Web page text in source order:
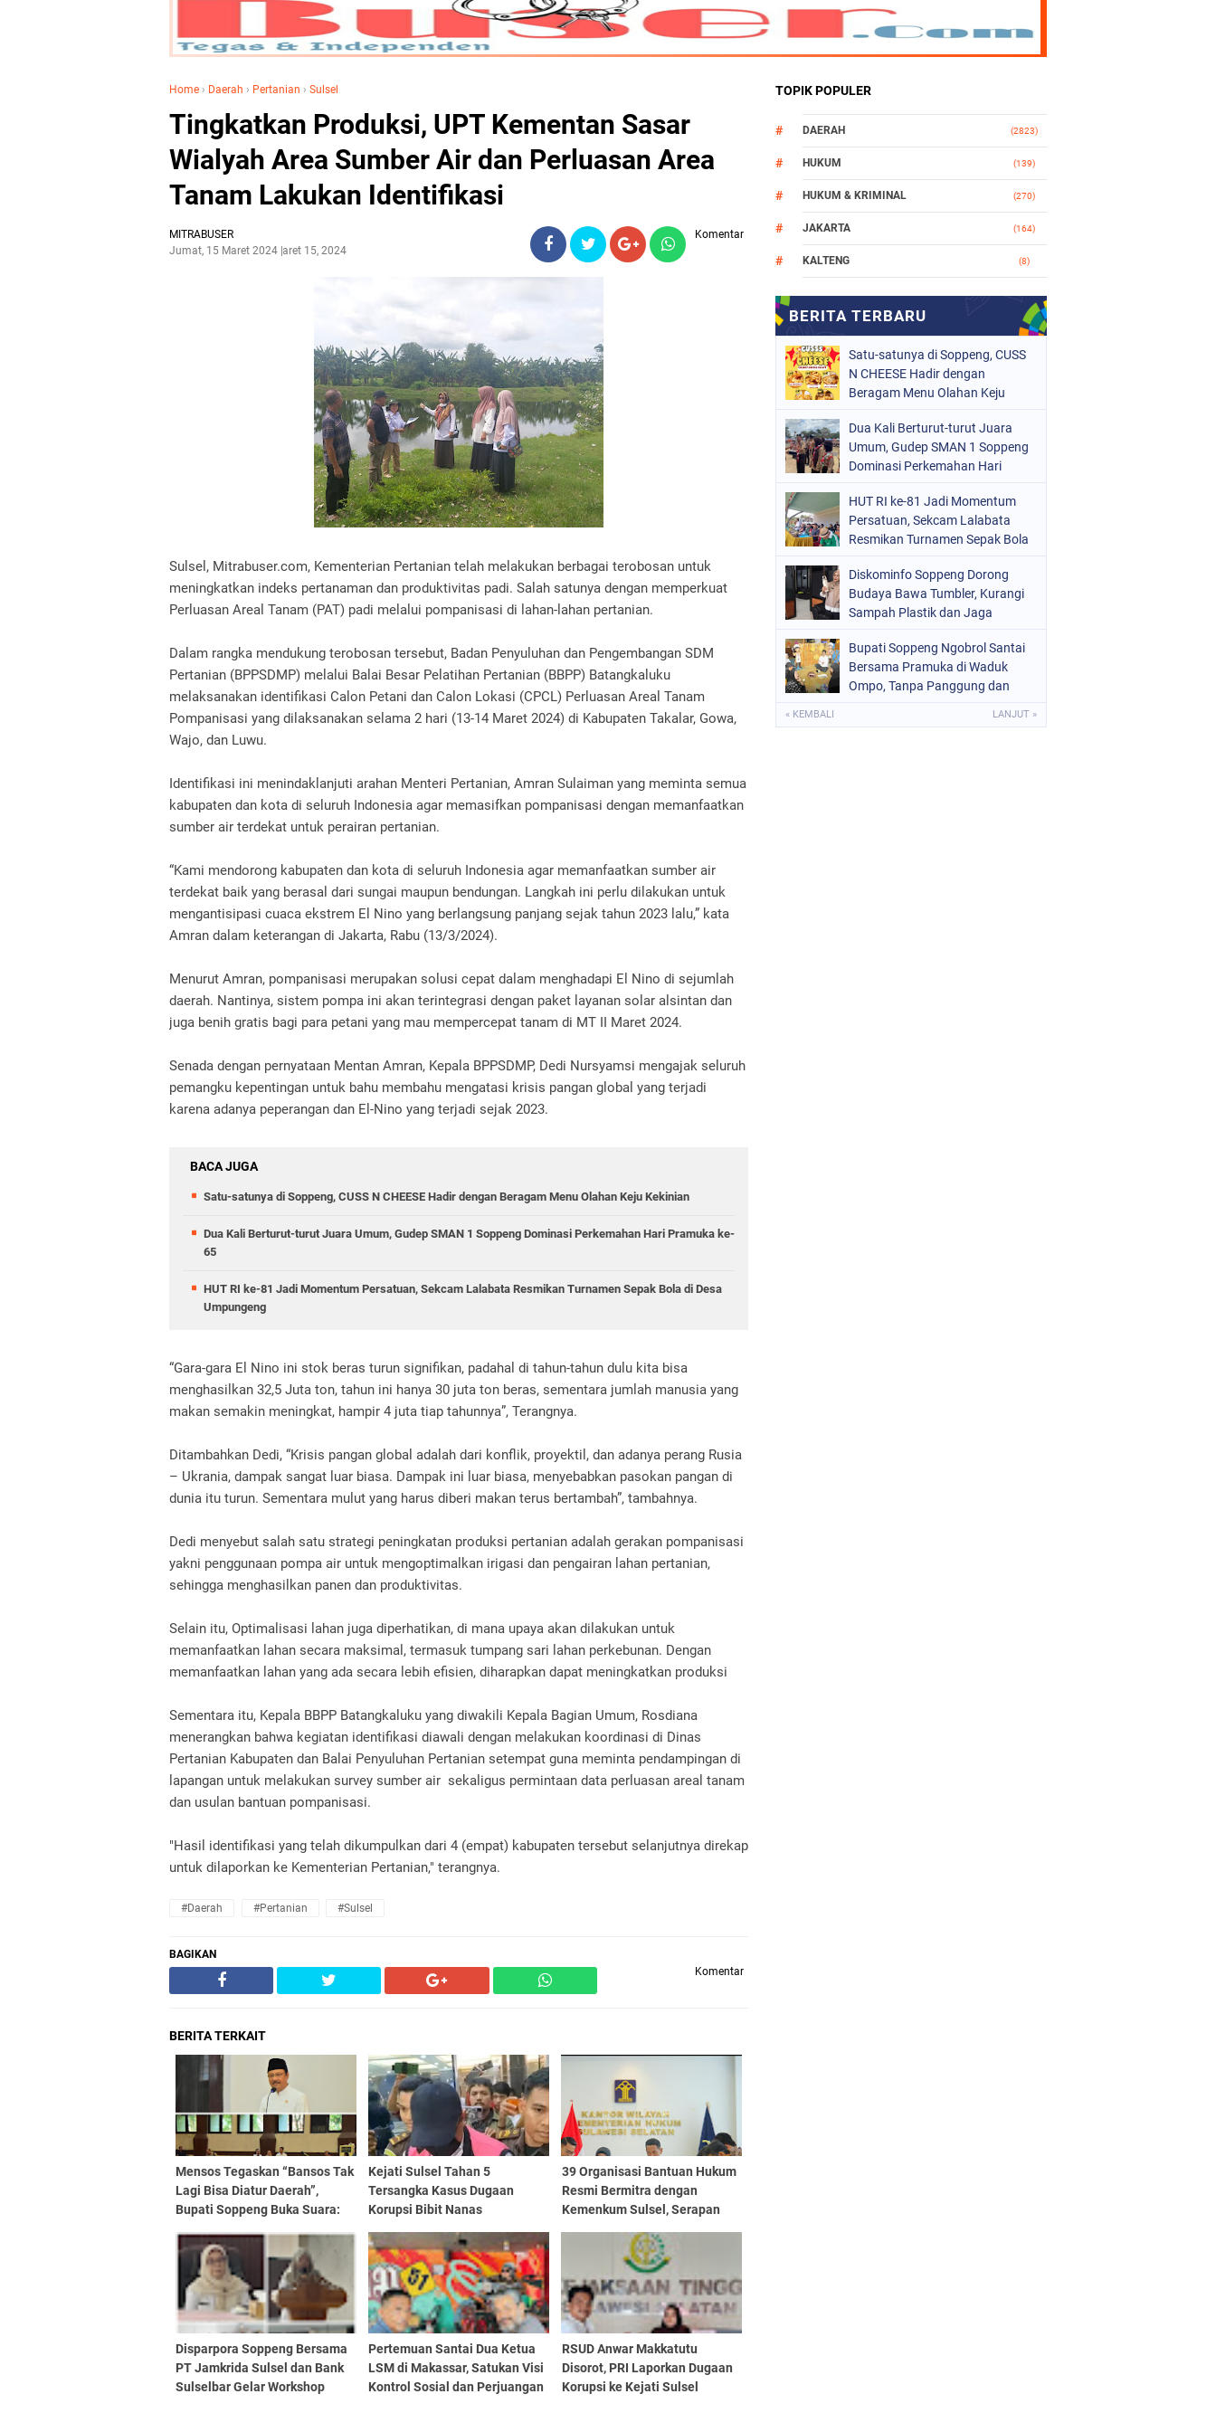
Home › Daerah › Pertanian › Sulsel
Tingkatkan Produksi, UPT Kementan Sasar
Wialyah Area Sumber Air dan Perluasan Area
Tanam Lakukan Identifikasi
MITRABUSER
Jumat, 15 Maret 2024Maret 15, 2024
Komentar
Sulsel, Mitrabuser.com, Kementerian Pertanian telah melakukan berbagai terobosan untuk
meningkatkan indeks pertanaman dan produktivitas padi. Salah satunya dengan memperkuat
Perluasan Areal Tanam (PAT) padi melalui pompanisasi di lahan-lahan pertanian.
Dalam rangka mendukung terobosan tersebut, Badan Penyuluhan dan Pengembangan SDM
Pertanian (BPPSDMP) melalui Balai Besar Pelatihan Pertanian (BBPP) Batangkaluku
melaksanakan identifikasi Calon Petani dan Calon Lokasi (CPCL) Perluasan Areal Tanam
Pompanisasi yang dilaksanakan selama 2 hari (13-14 Maret 2024) di Kabupaten Takalar, Gowa,
Wajo, dan Luwu.
Identifikasi ini menindaklanjuti arahan Menteri Pertanian, Amran Sulaiman yang meminta semua
kabupaten dan kota di seluruh Indonesia agar memasifkan pompanisasi dengan memanfaatkan
sumber air terdekat untuk perairan pertanian.
“Kami mendorong kabupaten dan kota di seluruh Indonesia agar memanfaatkan sumber air
terdekat baik yang berasal dari sungai maupun bendungan. Langkah ini perlu dilakukan untuk
mengantisipasi cuaca ekstrem El Nino yang berlangsung panjang sejak tahun 2023 lalu,” kata
Amran dalam keterangan di Jakarta, Rabu (13/3/2024).
Menurut Amran, pompanisasi merupakan solusi cepat dalam menghadapi El Nino di sejumlah
daerah. Nantinya, sistem pompa ini akan terintegrasi dengan paket layanan solar alsintan dan
juga benih gratis bagi para petani yang mau mempercepat tanam di MT II Maret 2024.
Senada dengan pernyataan Mentan Amran, Kepala BPPSDMP, Dedi Nursyamsi mengajak seluruh
pemangku kepentingan untuk bahu membahu mengatasi krisis pangan global yang terjadi
karena adanya peperangan dan El-Nino yang terjadi sejak 2023.
BACA JUGA
Satu-satunya di Soppeng, CUSS N CHEESE Hadir dengan Beragam Menu Olahan Keju Kekinian
Dua Kali Berturut-turut Juara Umum, Gudep SMAN 1 Soppeng Dominasi Perkemahan Hari Pramuka ke-
65
HUT RI ke-81 Jadi Momentum Persatuan, Sekcam Lalabata Resmikan Turnamen Sepak Bola di Desa
Umpungeng
“Gara-gara El Nino ini stok beras turun signifikan, padahal di tahun-tahun dulu kita bisa
menghasilkan 32,5 Juta ton, tahun ini hanya 30 juta ton beras, sementara jumlah manusia yang
makan semakin meningkat, hampir 4 juta tiap tahunnya”, Terangnya.
Ditambahkan Dedi, “Krisis pangan global adalah dari konflik, proyektil, dan adanya perang Rusia
– Ukrania, dampak sangat luar biasa. Dampak ini luar biasa, menyebabkan pasokan pangan di
dunia itu turun. Sementara mulut yang harus diberi makan terus bertambah”, tambahnya.
Dedi menyebut salah satu strategi peningkatan produksi pertanian adalah gerakan pompanisasi
yakni penggunaan pompa air untuk mengoptimalkan irigasi dan pengairan lahan pertanian,
sehingga menghasilkan panen dan produktivitas.
Selain itu, Optimalisasi lahan juga diperhatikan, di mana upaya akan dilakukan untuk
memanfaatkan lahan secara maksimal, termasuk tumpang sari lahan perkebunan. Dengan
memanfaatkan lahan yang ada secara lebih efisien, diharapkan dapat meningkatkan produksi
Sementara itu, Kepala BBPP Batangkaluku yang diwakili Kepala Bagian Umum, Rosdiana
menerangkan bahwa kegiatan identifikasi diawali dengan melakukan koordinasi di Dinas
Pertanian Kabupaten dan Balai Penyuluhan Pertanian setempat guna meminta pendampingan di
lapangan untuk melakukan survey sumber air sekaligus permintaan data perluasan areal tanam
dan usulan bantuan pompanisasi.
"Hasil identifikasi yang telah dikumpulkan dari 4 (empat) kabupaten tersebut selanjutnya direkap
untuk dilaporkan ke Kementerian Pertanian," terangnya.
#Daerah #Pertanian #Sulsel
BAGIKAN
Komentar
BERITA TERKAIT
Mensos Tegaskan “Bansos Tak
Lagi Bisa Diatur Daerah”,
Bupati Soppeng Buka Suara:
Bisa Rugi!
Kejati Sulsel Tahan 5
Tersangka Kasus Dugaan
Korupsi Bibit Nanas
39 Organisasi Bantuan Hukum
Resmi Bermitra dengan
Kemenkum Sulsel, Serapan
Disparpora Soppeng Bersama
PT Jamkrida Sulsel dan Bank
Sulselbar Gelar Workshop
Pertemuan Santai Dua Ketua
LSM di Makassar, Satukan Visi
Kontrol Sosial dan Perjuangan
RSUD Anwar Makkatutu
Disorot, PRI Laporkan Dugaan
Korupsi ke Kejati Sulsel
TOPIK POPULER
DAERAH (2823)
HUKUM (139)
HUKUM & KRIMINAL (270)
JAKARTA (164)
KALTENG (8)
MAKASSAR
(965)
ORGANISASI (212)
PERISTIWA
POLITIK
POLRI (1523)
SULSEL
Satu-satunya di Soppeng, CUSS
N CHEESE Hadir dengan
Beragam Menu Olahan Keju
Dua Kali Berturut-turut Juara
Umum, Gudep SMAN 1 Soppeng
Dominasi Perkemahan Hari
HUT RI ke-81 Jadi Momentum
Persatuan, Sekcam Lalabata
Resmikan Turnamen Sepak Bola
Diskominfo Soppeng Dorong
Budaya Bawa Tumbler, Kurangi
Sampah Plastik dan Jaga
Bupati Soppeng Ngobrol Santai
Bersama Pramuka di Waduk
Ompo, Tanpa Panggung dan
« KEMBALI LANJUT »